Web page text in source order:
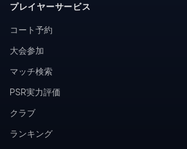
プレイヤーサービス
コート予約
大会参加
マッチ検索
PSR実力評価
クラブ
ランキング